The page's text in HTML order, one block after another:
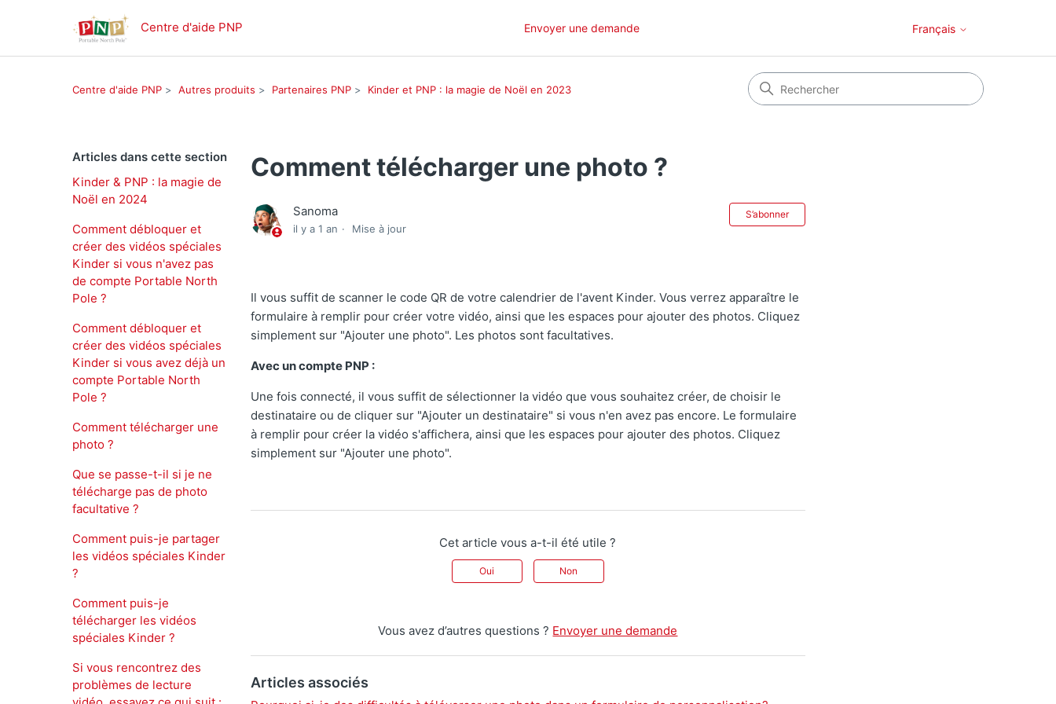
Centre d'aide PNP Envoyer une demande Français
Centre d'aide PNP Autres produits Partenaires PNP Kinder et PNP : la magie de Noël en 2023
Articles dans cette section
Kinder & PNP : la magie de
Noël en 2024
Comment débloquer et
créer des vidéos spéciales
Kinder si vous n'avez pas
de compte Portable North
Pole ?
Comment débloquer et
créer des vidéos spéciales
Kinder si vous avez déjà un
compte Portable North
Pole ?
Comment télécharger une
photo ?
Que se passe-t-il si je ne
télécharge pas de photo
facultative ?
Comment puis-je partager
les vidéos spéciales Kinder
?
Comment puis-je
télécharger les vidéos
spéciales Kinder ?
Si vous rencontrez des
problèmes de lecture
Comment télécharger une photo ?
Sanoma
il y a 1 an Mise à jour
S’abonner
Il vous suffit de scanner le code QR de votre calendrier de l'avent Kinder. Vous verrez apparaître le
formulaire à remplir pour créer votre vidéo, ainsi que les espaces pour ajouter des photos. Cliquez
simplement sur "Ajouter une photo". Les photos sont facultatives.
Avec un compte PNP :
Une fois connecté, il vous suffit de sélectionner la vidéo que vous souhaitez créer, de choisir le
destinataire ou de cliquer sur "Ajouter un destinataire" si vous n'en avez pas encore. Le formulaire
à remplir pour créer la vidéo s'affichera, ainsi que les espaces pour ajouter des photos. Cliquez
simplement sur "Ajouter une photo".
Cet article vous a-t-il été utile ?
Oui Non
Vous avez d’autres questions ? Envoyer une demande
Articles associés